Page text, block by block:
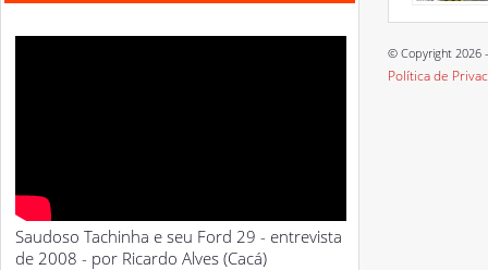
Saudoso Tachinha e seu Ford 29 - entrevista
de 2008 - por Ricardo Alves (Cacá)
© Copyright 2026
Política de